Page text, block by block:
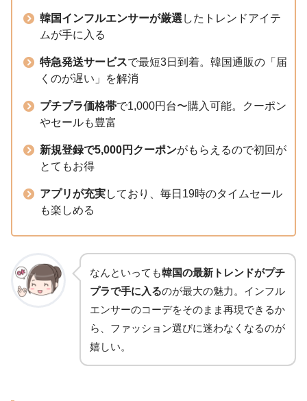
韓国インフルエンサーが厳選 したトレンドアイテ
ムが手に入る
特急発送サービスで最短3日到着。韓国通販の「届
くのが遅い」を解消
プチプラ価格帯で1,000円台〜購入可能。クーポン
やセールも豊富
新規登録で5,000円クーポンがもらえるので初回が
とてもお得
アプリが充実しており、毎日19時のタイムセール
も楽しめる
なんといっても韓国の最新トレンドがプチ
プラで手に入るのが最大の魅力。インフル
エンサーのコーデをそのまま再現できるか
ら、ファッション選びに迷わなくなるのが
嬉しい。